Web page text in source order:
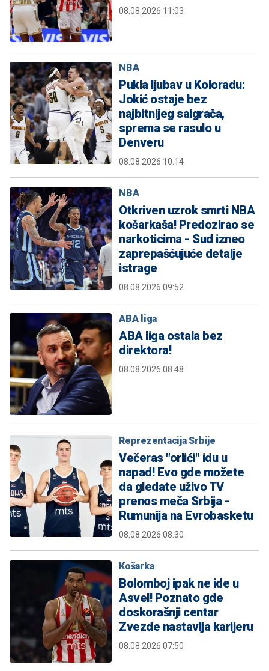
08.08.2026 11:03
NBA
Pukla ljubav u Koloradu:
Jokić ostaje bez
najbitnijeg saigrača,
sprema se rasulo u
Denveru
08.08.2026 10:14
NBA
Otkriven uzrok smrti NBA
košarkaša! Predozirao se
narkoticima - Sud izneo
zaprepašćujuće detalje
istrage
08.08.2026 09:52
ABA liga
ABA liga ostala bez
direktora!
08.08.2026 08:48
Reprezentacija Srbije
Večeras "orlići" idu u
napad! Evo gde možete
da gledate uživo TV
prenos meča Srbija -
Rumunija na Evrobasketu
08.08.2026 08:30
Košarka
Bolomboj ipak ne ide u
Asvel! Poznato gde
doskorašnji centar
Zvezde nastavlja karijeru
08.08.2026 07:50